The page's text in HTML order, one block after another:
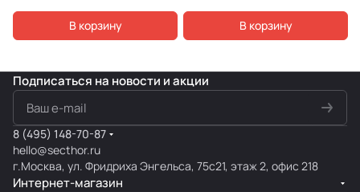
В корзину В корзину
Подписаться на новости и акции
8 (495) 148-70-87
hello@secthor.ru
г.Москва, ул. Фридриха Энгельса, 75с21, этаж 2, офис 218
Интернет-магазин